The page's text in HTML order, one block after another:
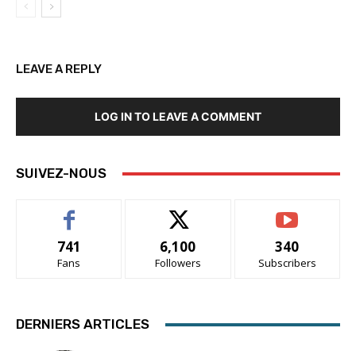
LEAVE A REPLY
LOG IN TO LEAVE A COMMENT
SUIVEZ-NOUS
741
Fans
6,100
Followers
340
Subscribers
DERNIERS ARTICLES